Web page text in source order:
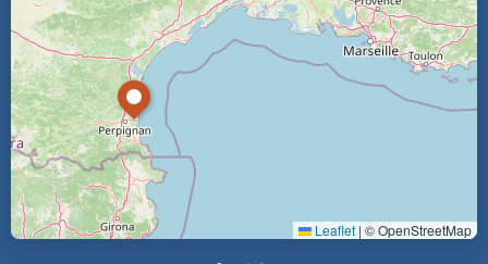
Leaflet | © OpenStreetMap